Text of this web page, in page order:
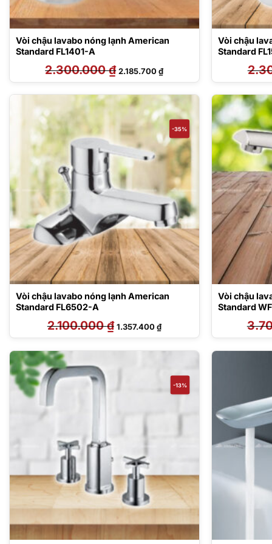
Vòi chậu lavabo nóng lạnh American
Standard FL1401-A
2.300.000₫ Giá
gốc
là:
2.185.700₫Giá
hiện
tại
2.185.700 ₫.
Vòi chậu
Standard
-35%
Vòi chậu lavabo nóng lạnh American
Standard FL6502-A
2.100.000₫ Giá
gốc
là:
1.357.400₫Giá
hiện
tại
1.357.400 ₫.
Vòi chậu
Standard
-13%